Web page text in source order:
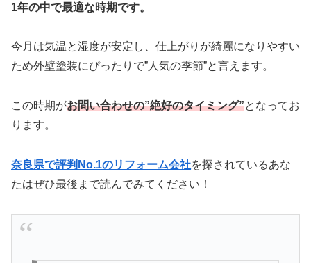
1年の中で最適な時期です。
今月は気温と湿度が安定し、仕上がりが綺麗になりやすい
ため外壁塗装にぴったりで”人気の季節”と言えます。
この時期がお問い合わせの”絶好のタイミング”となってお
ります。
奈良県で評判No.1のリフォーム会社を探されているあな
たはぜひ最後まで読んでみてください！